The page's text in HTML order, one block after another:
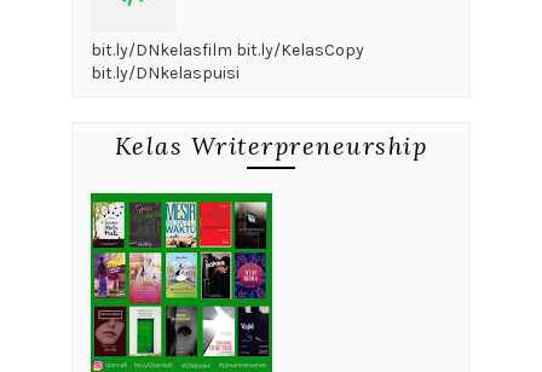
bit.ly/DNkelasfilm bit.ly/KelasCopy
bit.ly/DNkelaspuisi
Kelas Writerpreneurship